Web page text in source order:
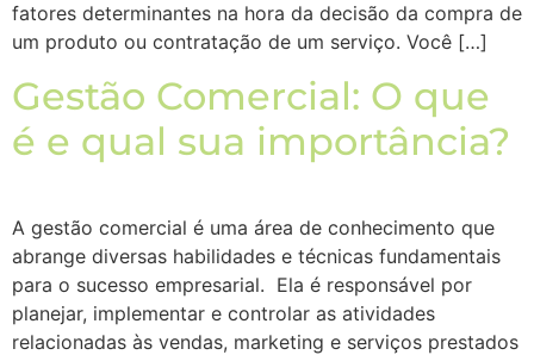
fatores determinantes na hora da decisão da compra de
um produto ou contratação de um serviço. Você […]
Gestão Comercial: O que
é e qual sua importância?
A gestão comercial é uma área de conhecimento que
abrange diversas habilidades e técnicas fundamentais
para o sucesso empresarial. Ela é responsável por
planejar, implementar e controlar as atividades
relacionadas às vendas, marketing e serviços prestados